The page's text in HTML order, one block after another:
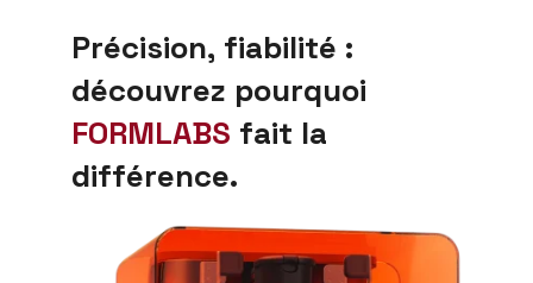
Précision, fiabilité :
découvrez pourquoi
FORMLABS fait la
différence.